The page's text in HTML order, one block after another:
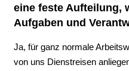
eine feste Aufteilung,
Aufgaben und
Ja, für ganz normale
von uns Dienstreisen